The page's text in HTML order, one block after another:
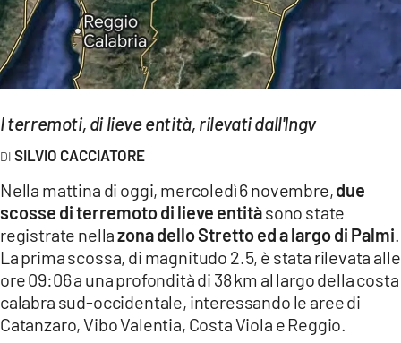
SPORT
Streaming
LAC TV
LAC NETWORK
LAC ONAIR
LaC
Network
LACPLAY.IT
LACTV.IT
I terremoti, di lieve entità, rilevati dall'Ingv
SILVIO CACCIATORE
Nella mattina di oggi, mercoledì 6 novembre,due
scosse di terremoto di lieve entitàsono state
registrate nellazona dello Stretto ed a largo di Palmi
La prima scossa, di magnitudo 2.5, è stata rilevata alle
ore 09:06 a una profondità di 38 km al largo della costa
calabra sud-occidentale, interessando le aree di
Catanzaro, Vibo Valentia, Costa Viola e Reggio.